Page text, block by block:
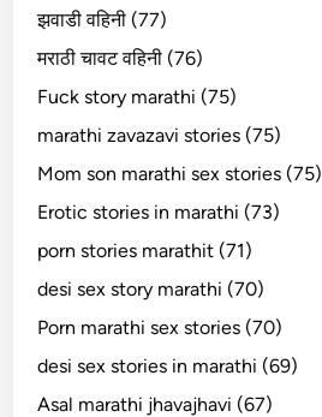
झवाडी वहिनी (77)
मराठी चावट वहिनी (76)
Fuck story marathi (75)
marathi zavazavi stories (75)
Mom son marathi sex stories (75)
Erotic stories in marathi (73)
porn stories marathit (71)
desi sex story marathi (70)
Porn marathi sex stories (70)
desi sex stories in marathi (69)
Asal marathi jhavajhavi (67)